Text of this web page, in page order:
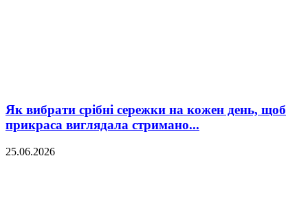
Як вибрати срібні сережки на кожен день, щоб
прикраса виглядала стримано...
25.06.2026